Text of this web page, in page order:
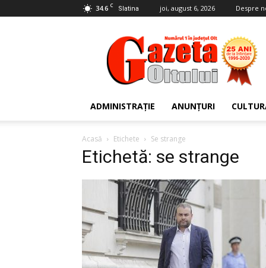
34.6 C Slatina joi, august 6, 2026 Despre
Gazeta
Oltului
ADMINISTRAȚIE ANUNȚURI
Acasă Etichete Se strange
Etichetă: se strange